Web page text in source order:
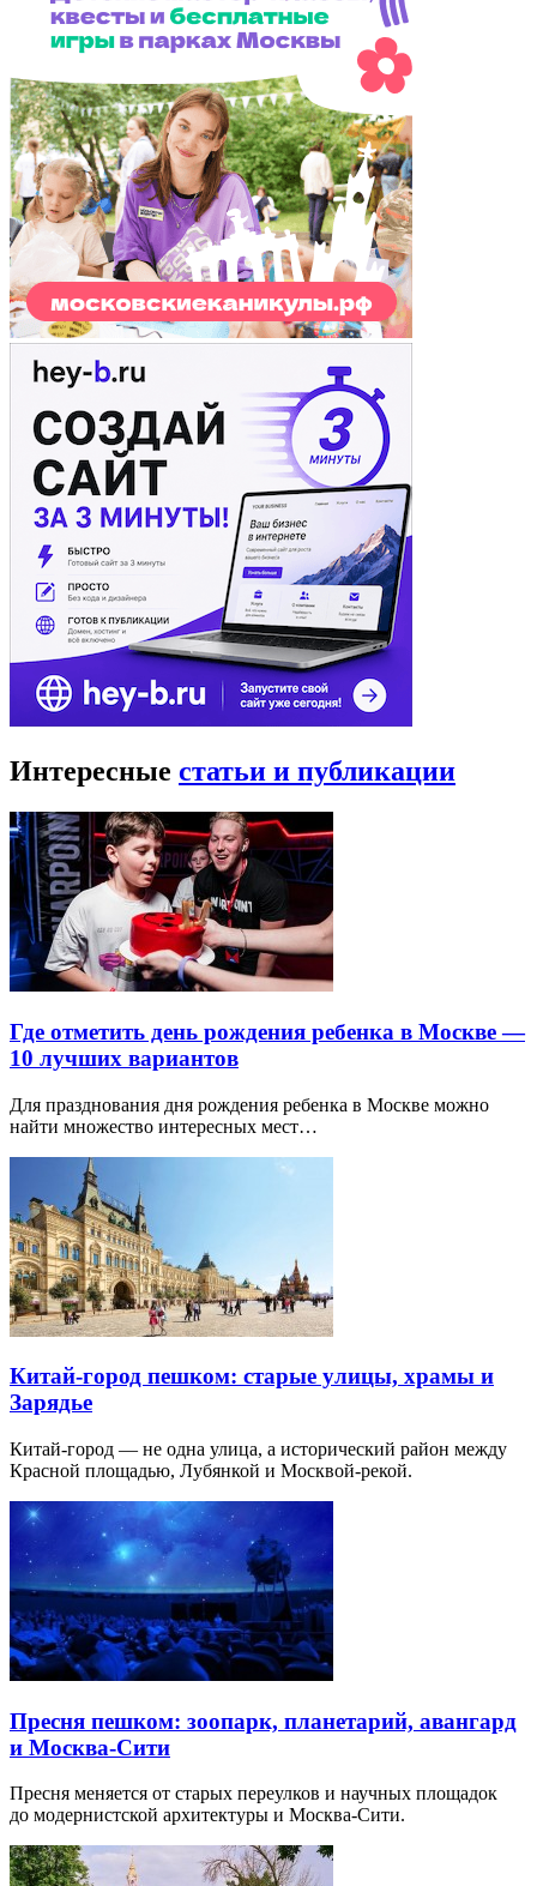
Интересные статьи и публикации
Где отметить день рождения ребенка в Москве —
10 лучших вариантов
Для празднования дня рождения ребенка в Москве можно
найти множество интересных мест…
Китай-город пешком: старые улицы, храмы и
Зарядье
Китай-город — не одна улица, а исторический район между
Красной площадью, Лубянкой и Москвой-рекой.
Пресня пешком: зоопарк, планетарий, авангард
и Москва-Сити
Пресня меняется от старых переулков и научных площадок
до модернистской архитектуры и Москва-Сити.